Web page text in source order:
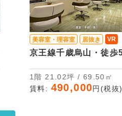
美容室・理容室 居抜き VR
京王線千歳烏山・徒歩
1階 21.02坪 / 69.50㎡
賃料: 490,000円(税抜)